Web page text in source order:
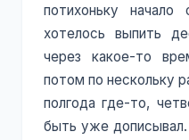
потихоньку
хотелось выпить
через какое-то
потом по нескольку
полгода где-то,
быть уже